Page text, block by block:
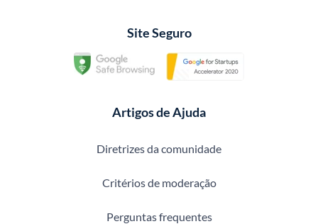
Site Seguro
Artigos de Ajuda
Diretrizes da comunidade
Critérios de moderação
Perguntas frequentes